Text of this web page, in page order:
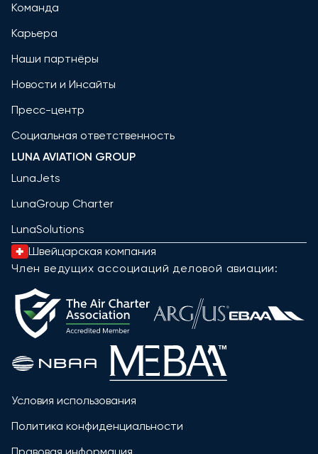
Команда
Карьера
Наши партнёры
Новости и Инсайты
Пресс-центр
Социальная ответственность
LUNA AVIATION GROUP
LunaJets
LunaGroup Charter
LunaSolutions
Швейцарская компания
Член ведущих ассоциаций деловой авиации:
Условия использования
Политика конфиденциальности